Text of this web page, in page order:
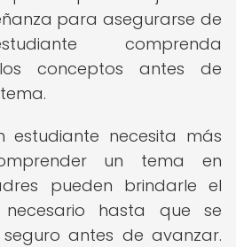
para asegurarse de
comprenda
conceptos antes de
estudiante necesita más
un tema en
pueden brindarle el
hasta que se
antes de avanzar.